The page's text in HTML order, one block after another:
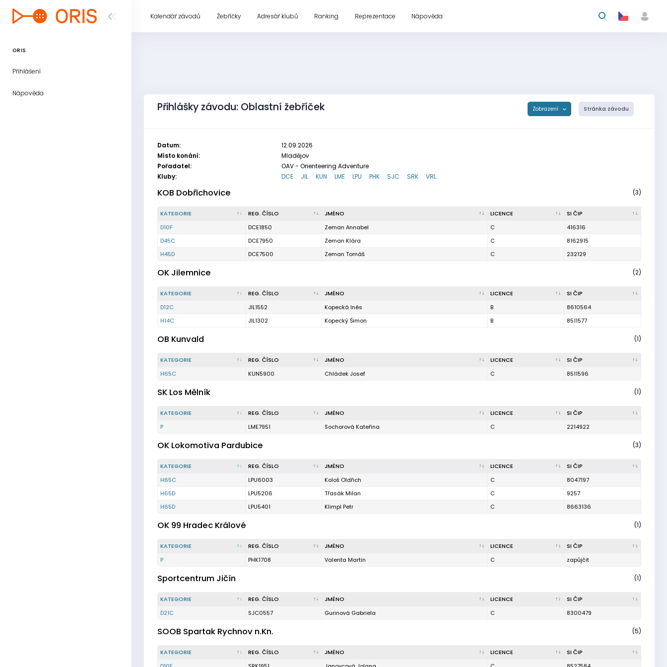
ORIS
Přihlášení
Nápověda
Kalendář závodů Žebříčky Adresář klubů Ranking Reprezentace Nápověda
Přihlášky závodu: Oblastní žebříček Zobrazení Stránka závodu
Datum:
12.09.2026
Místo konání:
Mladějov
Pořadatel:
OAV - Orienteering Adventure
Kluby:
DCE JIL KUN LME LPU PHK SJC SRK VRL
KOB Dobřichovice (3)
KATEGORIE REG. ČÍSLO JMÉNO LICENCE
SI ČIP
D10F
DCE1850 Zeman Annabel C
416316
D45C
DCE7950 Zeman Klára C
8162915
H45D
DCE7500 Zeman Tomáš C 232129
OK Jilemnice (2)
KATEGORIE REG. ČÍSLO JMÉNO LICENCE
SI ČIP
D12C
JIL1552 Kopecká Inés B
8610564
H14C
JIL1302 Kopecký Šimon B 8511577
OB Kunvald (1)
KATEGORIE REG. ČÍSLO JMÉNO LICENCE
SI ČIP
H65C
KUN5900 Chládek Josef C 8511596
SK Los Mělník (1)
KATEGORIE REG. ČÍSLO JMÉNO LICENCE
SI ČIP
P
LME7951 Sochorová Kateřina C 2214922
OK Lokomotiva Pardubice (3)
KATEGORIE REG. ČÍSLO JMÉNO LICENCE
SI ČIP
H65C
LPU6003 Kološ Oldřich C
8047197
H65D
LPU5206 Třasák Milan C
9257
H65D
LPU5401 Klimpl Petr C 8663136
OK 99 Hradec Králové (1)
KATEGORIE REG. ČÍSLO JMÉNO LICENCE
SI ČIP
P
PHK1708 Valenta Martin C zapůjčit
Sportcentrum Jičín (1)
KATEGORIE REG. ČÍSLO JMÉNO LICENCE
SI ČIP
D21C
SJC0557 Gurinová Gabriela C 8300479
SOOB Spartak Rychnov n.Kn. (5)
KATEGORIE REG. ČÍSLO JMÉNO LICENCE
SI ČIP